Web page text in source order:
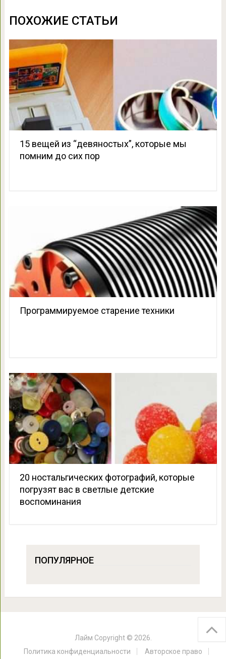
ПОХОЖИЕ СТАТЬИ
15 вещей из “девяностых”, которые мы
помним до сих пор
Программируемое старение техники
20 ностальгических фотографий, которые
погрузят вас в светлые детские
воспоминания
ПОПУЛЯРНОЕ
Лайм Copyright © 2026.
Политика конфиденциальности
Авторское право